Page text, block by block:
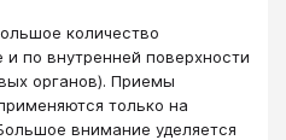
количество
по внутренней поверхности
органов). Приемы
только на
внимание уделяется